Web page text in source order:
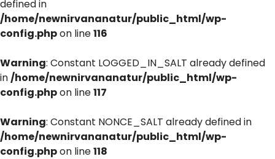
defined in
/home/newnirvananatur/public_html/wp-
config.phpon line116
Warning: Constant LOGGED_IN_SALT already defined
in/home/newnirvananatur/public_html/wp-
config.phpon line117
Warning: Constant NONCE_SALT already defined in
/home/newnirvananatur/public_html/wp-
config.phpon line118